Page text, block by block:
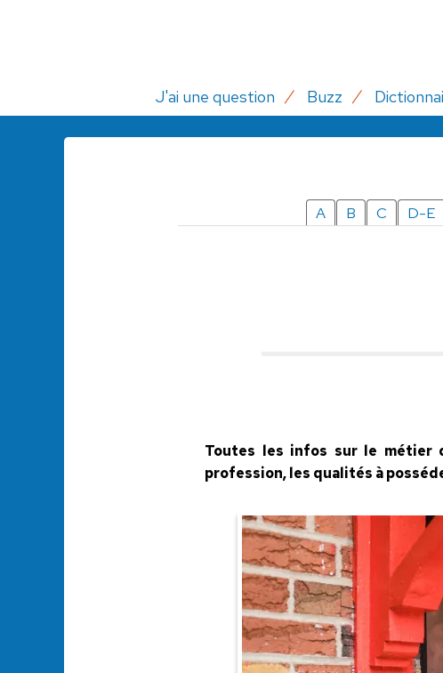
J'ai une question Buzz
A B C D-E
Toutes les infos sur le métier
profession, les qualités à